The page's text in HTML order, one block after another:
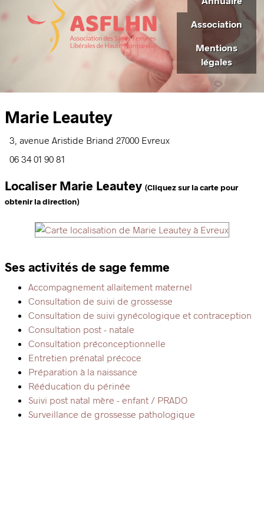
Association
Mentions
légales
Marie Leautey
3, avenue Aristide Briand 27000 Evreux
06 34 01 90 81
Localiser Marie Leautey (Cliquez sur la carte pour
obtenir la direction)
Ses activités de sage femme
Accompagnement allaitement maternel
Consultation de suivi de grossesse
Consultation de suivi gynécologique et contraception
Consultation post - natale
Consultation préconceptionnelle
Entretien prénatal précoce
Préparation à la naissance
Rééducation du périnée
Suivi post natal mère - enfant / PRADO
Surveillance de grossesse pathologique